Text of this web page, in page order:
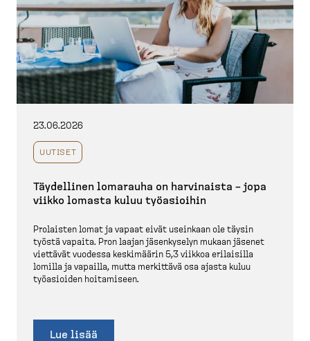
23.06.2026
UUTISET
Täydellinen lomarauha on harvinaista – jopa
viikko lomasta kuluu työasioihin
Prolaisten lomat ja vapaat eivät useinkaan ole täysin
työstä vapaita. Pron laajan jäsenkyselyn mukaan jäsenet
viettävät vuodessa keskimäärin 5,3 viikkoa erilaisilla
lomilla ja vapailla, mutta merkittävä osa ajasta kuluu
työasioiden hoitamiseen.
Lue lisää